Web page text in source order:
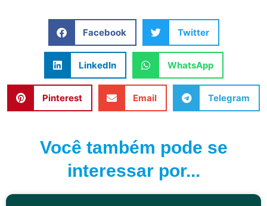
Facebook Twitter
LinkedIn WhatsApp
Pinterest Email Telegram
Você também pode se
interessar por...